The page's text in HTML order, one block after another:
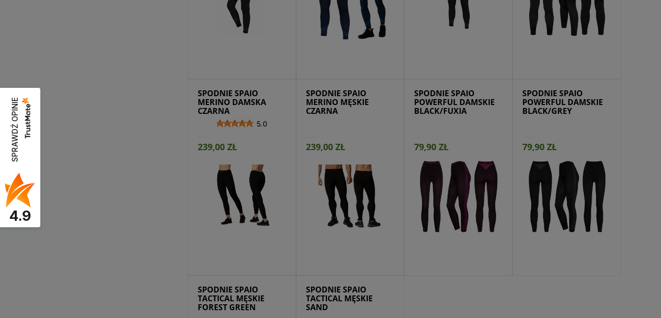
SPODNIE SPAIO
MERINO DAMSKA
CZARNA
5.0
239,00 ZŁ
SPODNIE SPAIO
MERINO MĘSKIE
CZARNA
239,00 ZŁ
SPODNIE SPAIO
POWERFUL DAMSKIE
BLACK/FUXIA
79,90 ZŁ
SPODNIE SPAIO
POWERFUL DAMSKIE
BLACK/GREY
79,90 ZŁ
SPODNIE SPAIO
TACTICAL MĘSKIE
FOREST GREEN
SPODNIE SPAIO
TACTICAL MĘSKIE
SAND
SPRAWDŹ OPINIE
4.9